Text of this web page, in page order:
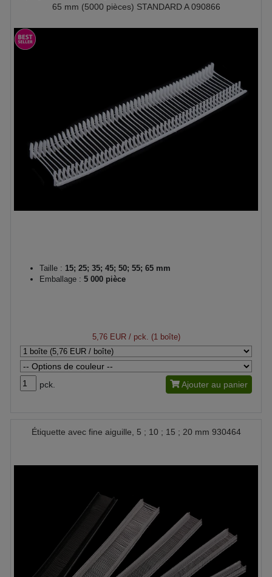
65 mm (5000 pièces) STANDARD A 090866
Taille : 15; 25; 35; 45; 50; 55; 65 mm
Emballage : 5 000 pièce
5,76 EUR/ pck. (1 boîte)
pck. Ajouter au panier
Étiquette avec fine aiguille, 5 ; 10 ; 15 ; 20 mm 930464